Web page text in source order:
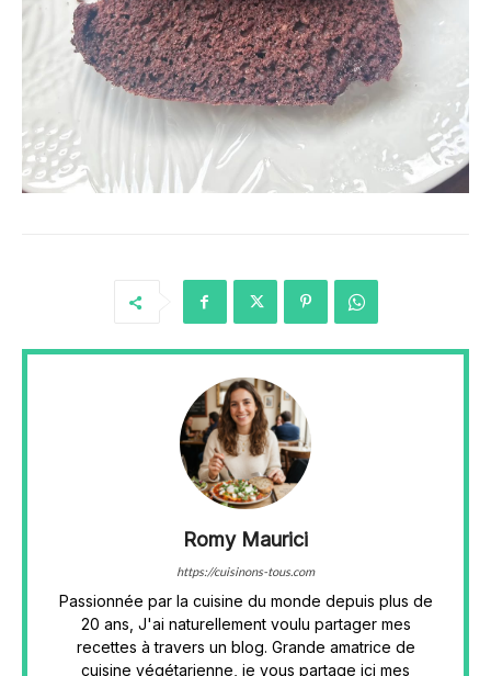
Romy Maurici
https://cuisinons-tous.com
Passionnée par la cuisine du monde depuis plus de
20 ans, J'ai naturellement voulu partager mes
recettes à travers un blog. Grande amatrice de
cuisine végétarienne, je vous partage ici mes